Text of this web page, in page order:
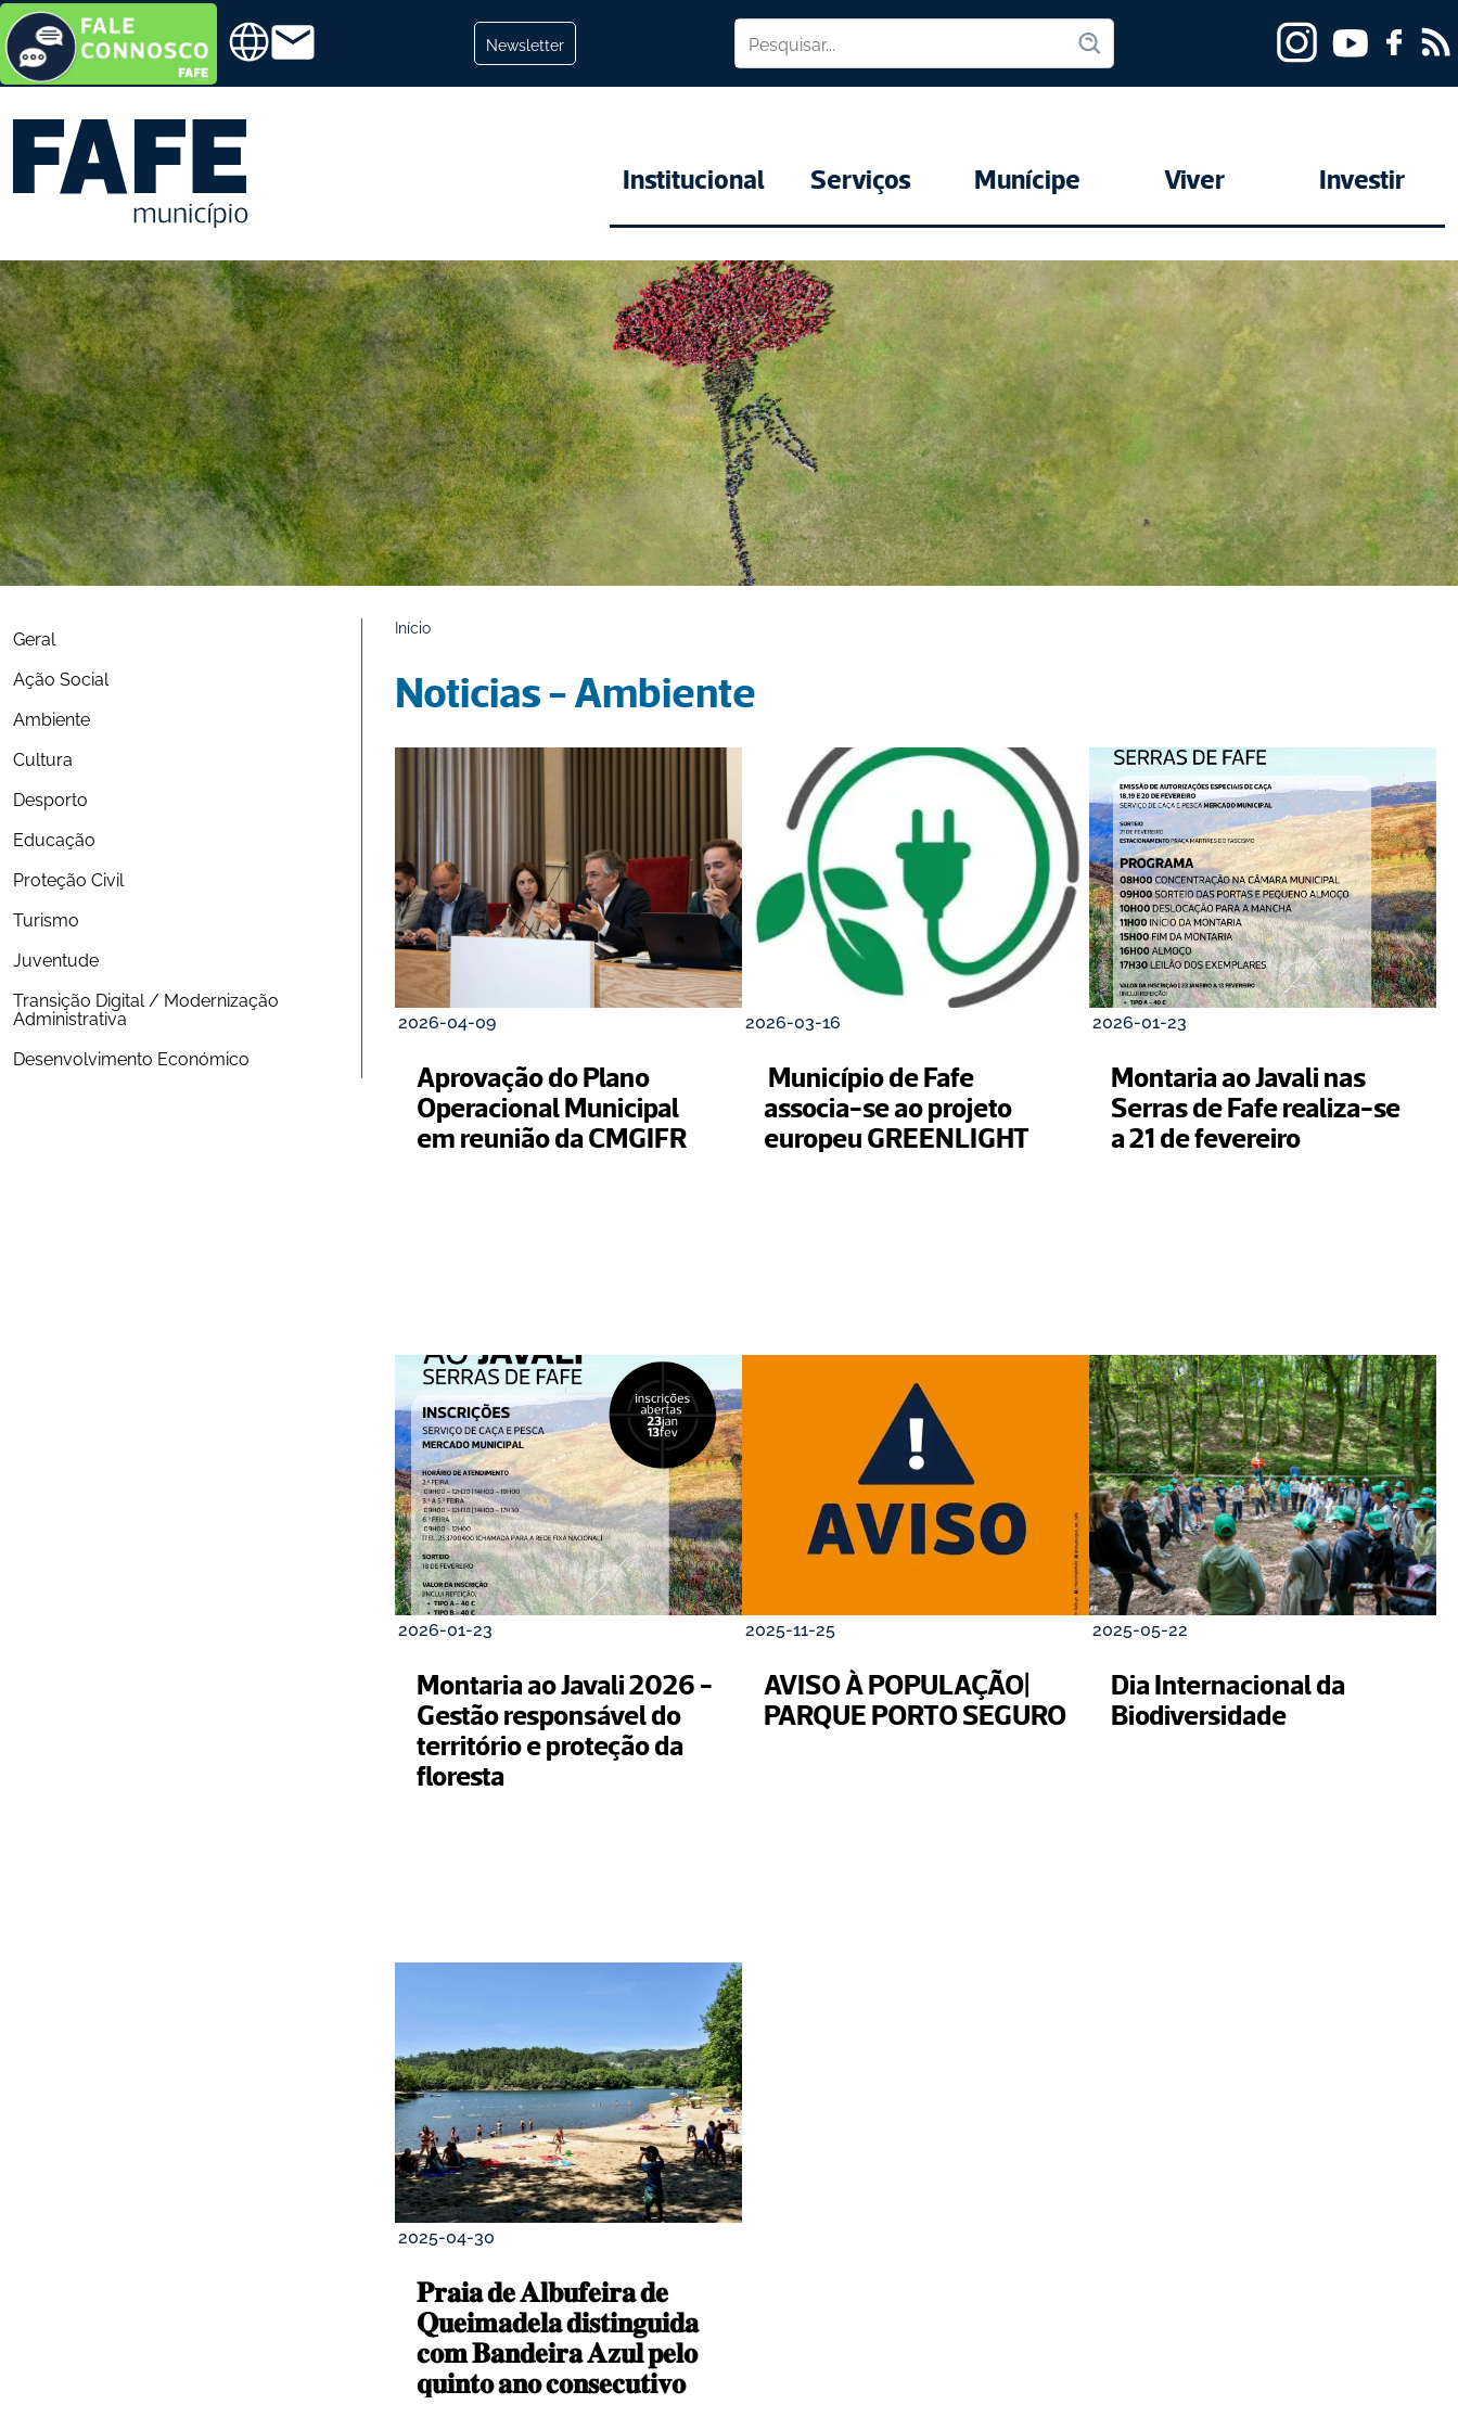
Newsletter
Institucional Serviços Munícipe Viver Investir
Geral
Ação Social
Ambiente
Cultura
Desporto
Educação
Proteção Civil
Turismo
Juventude
Transição Digital / Modernização
Administrativa
Desenvolvimento Económico
Início
Noticias - Ambiente
2026-04-09
Aprovação do Plano
Operacional Municipal
em reunião da CMGIFR
2026-03-16
Município de Fafe
associa-se ao projeto
europeu GREENLIGHT
2026-01-23
Montaria ao Javali nas
Serras de Fafe realiza-se
a 21 de fevereiro
2026-01-23
Montaria ao Javali 2026 -
Gestão responsável do
território e proteção da
floresta
2025-11-25
AVISO À POPULAÇÃO|
PARQUE PORTO SEGURO
2025-05-22
Dia Internacional da
Biodiversidade
2025-04-30
𝐏𝐫𝐚𝐢𝐚 𝐝𝐞 𝐀𝐥𝐛𝐮𝐟𝐞𝐢𝐫𝐚 𝐝𝐞
𝐐𝐮𝐞𝐢𝐦𝐚𝐝𝐞𝐥𝐚 𝐝𝐢𝐬𝐭𝐢𝐧𝐠𝐮𝐢𝐝𝐚
𝐜𝐨𝐦 𝐁𝐚𝐧𝐝𝐞𝐢𝐫𝐚 𝐀𝐳𝐮𝐥 𝐩𝐞𝐥𝐨
𝐪𝐮𝐢𝐧𝐭𝐨 𝐚𝐧𝐨 𝐜𝐨𝐧𝐬𝐞𝐜𝐮𝐭𝐢𝐯𝐨